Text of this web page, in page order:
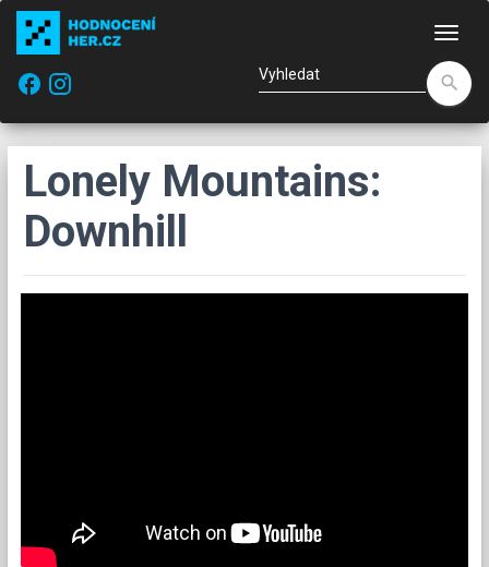
facebook
search
Lonely Mountains:
Downhill